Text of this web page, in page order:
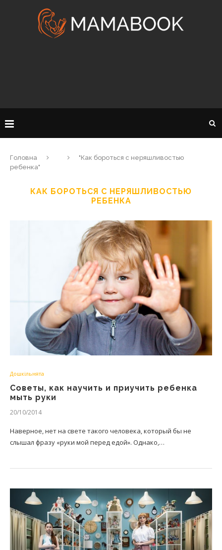
Головна
"Как бороться с неряшливостью
ребенка"
КАК БОРОТЬСЯ С НЕРЯШЛИВОСТЬЮ
РЕБЕНКА
Дошкільнята
Советы, как научить и приучить ребенка
мыть руки
20/10/2014
Наверное, нет на свете такого человека, который бы не
слышал фразу «руки мой перед едой». Однако,…